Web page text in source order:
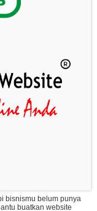
bisnismu belum punya
buatkan website